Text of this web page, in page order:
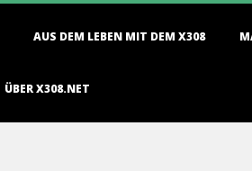
AUS DEM LEBEN MIT DEM X308
ÜBER X308.NET